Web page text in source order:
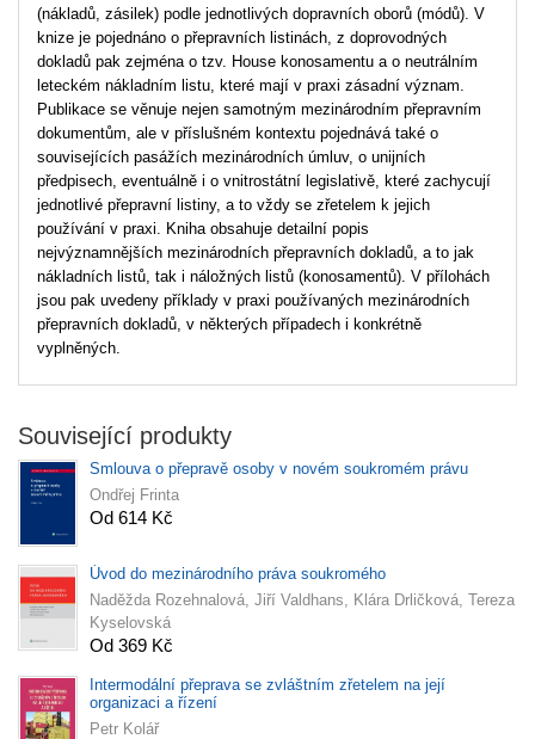
(nákladů, zásilek) podle jednotlivých dopravních oborů (módů). V
knize je pojednáno o přepravních listinách, z doprovodných
dokladů pak zejména o tzv. House konosamentu a o neutrálním
leteckém nákladním listu, které mají v praxi zásadní význam.
Publikace se věnuje nejen samotným mezinárodním přepravním
dokumentům, ale v příslušném kontextu pojednává také o
souvisejících pasážích mezinárodních úmluv, o unijních
předpisech, eventuálně i o vnitrostátní legislativě, které zachycují
jednotlivé přepravní listiny, a to vždy se zřetelem k jejich
používání v praxi. Kniha obsahuje detailní popis
nejvýznamnějších mezinárodních přepravních dokladů, a to jak
nákladních listů, tak i náložných listů (konosamentů). V přílohách
jsou pak uvedeny příklady v praxi používaných mezinárodních
přepravních dokladů, v některých případech i konkrétně
vyplněných.
Související produkty
Smlouva o přepravě osoby v novém soukromém právu
Ondřej Frinta
Od 614 Kč
Úvod do mezinárodního práva soukromého
Naděžda Rozehnalová, Jiří Valdhans, Klára Drličková, Tereza
Kyselovská
Od 369 Kč
Intermodální přeprava se zvláštním zřetelem na její
organizaci a řízení
Petr Kolář